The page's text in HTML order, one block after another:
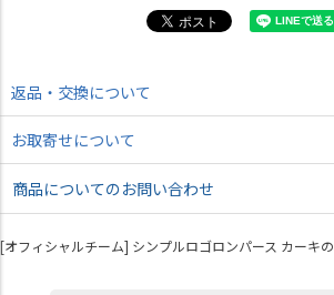
返品・交換について
お取寄せについて
商品についてのお問い合わせ
[オフィシャルチーム] シンプルロゴロンパース カーキ